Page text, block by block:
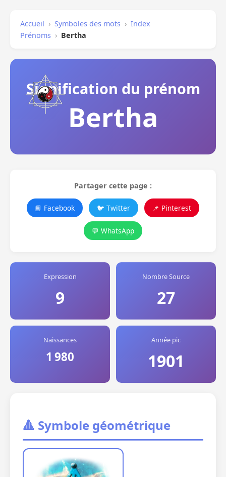
Accueil › Symboles des mots › Index
Prénoms › Bertha
Signification du prénom
Bertha
Partager cette page :
📘 Facebook 🐦 Twitter 📌 Pinterest
💬 WhatsApp
Expression
9
Nombre Source
27
Naissances
1 980
Année pic
1901
🔺 Symbole géométrique